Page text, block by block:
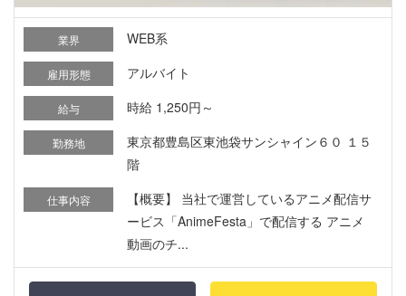
業界 WEB系
雇用形態 アルバイト
給与 時給 1,250円～
勤務地
東京都豊島区東池袋サンシャイン６０ １５
階
仕事内容
【概要】 当社で運営しているアニメ配信サ
ービス「AnimeFesta」で配信する アニメ
動画のチ...